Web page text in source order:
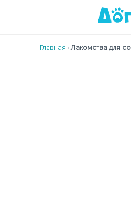
Главная › Лакомства для